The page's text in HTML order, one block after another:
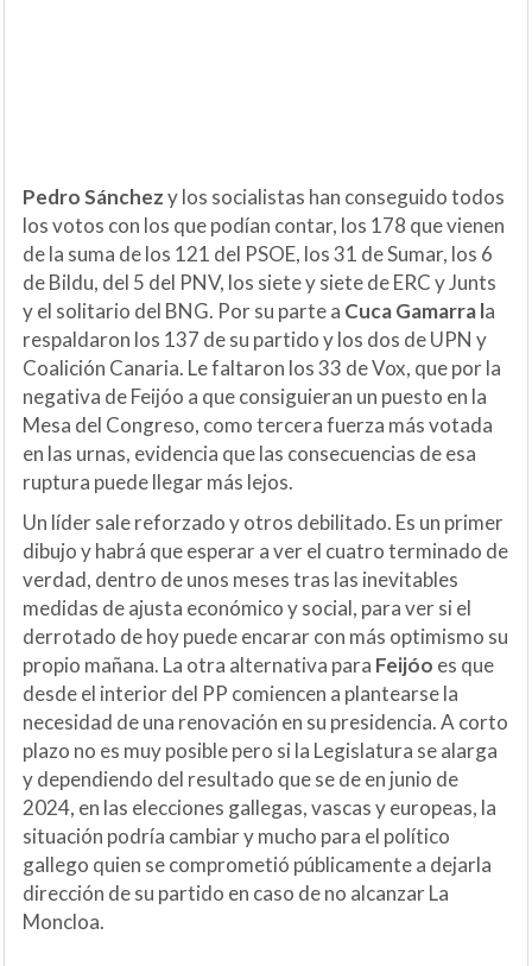
Pedro Sánchezy los socialistas han conseguido todos
los votos con los que podían contar, los 178 que vienen
de la suma de los 121 del PSOE, los 31 de Sumar, los 6
de Bildu, del 5 del PNV, los siete y siete de ERC y Junts
y el solitario del BNG. Por su parte a Cuca Gamarra la
respaldaron los 137 de su partido y los dos de UPN y
Coalición Canaria. Le faltaron los 33 de Vox, que por la
negativa de Feijóo a que consiguieran un puesto en la
Mesa del Congreso, como tercera fuerza más votada
en las urnas, evidencia que las consecuencias de esa
ruptura puede llegar más lejos.
Un líder sale reforzado y otros debilitado. Es un primer
dibujo y habrá que esperar a ver el cuatro terminado de
verdad, dentro de unos meses tras las inevitables
medidas de ajusta económico y social, para ver si el
derrotado de hoy puede encarar con más optimismo su
propio mañana. La otra alternativa para Feijóo es que
desde el interior del PP comiencen a plantearse la
necesidad de una renovación en su presidencia. A corto
plazo no es muy posible pero si la Legislatura se alarga
y dependiendo del resultado que se de en junio de
2024, en las elecciones gallegas, vascas y europeas, la
situación podría cambiar y mucho para el político
gallego quien se comprometió públicamente a dejarla
dirección de su partido en caso de no alcanzar La
Moncloa.